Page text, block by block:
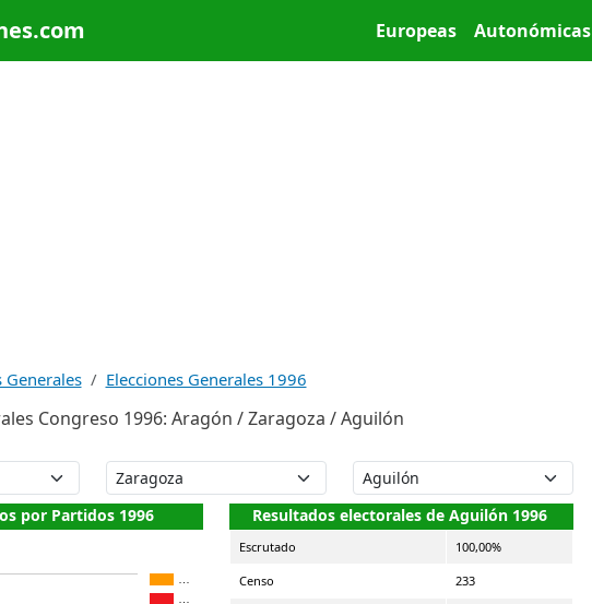
Main menu
Europeas Autonómicas
Generales Elecciones Generales 1996
Congreso 1996: Aragón / Zaragoza / Aguilón
por Partidos 1996 Resultados electorales de Aguilón 1996
Escrutado 100,00%
Censo 233